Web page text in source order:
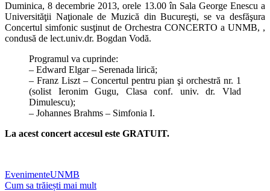
Duminica, 8 decembrie 2013, orele 13.00 în Sala George Enescu a
Universităţii Naţionale de Muzică din Bucureşti, se va desfăşura
Concertul simfonic susţinut de Orchestra CONCERTO a UNMB, ,
condusă de lect.univ.dr. Bogdan Vodă.
Programul va cuprinde:
– Edward Elgar – Serenada lirică;
– Franz Liszt – Concertul pentru pian şi orchestră nr. 1
(solist Ieronim Gugu, Clasa conf. univ. dr. Vlad
Dimulescu);
– Johannes Brahms – Simfonia I.
La acest concert accesul este GRATUIT.
EvenimenteUNMB
Post
Cum sa trăiești mai mult